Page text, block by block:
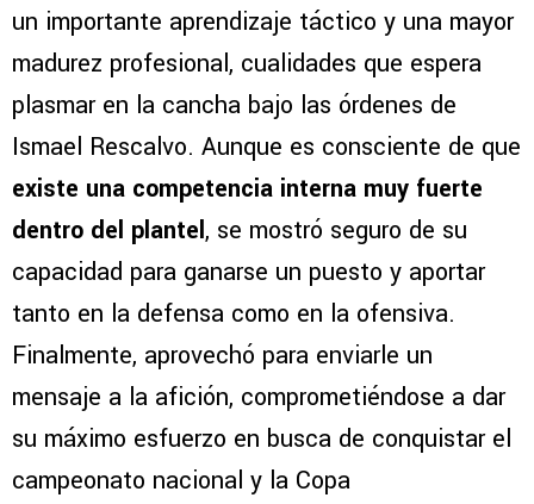
un importante aprendizaje táctico y una mayor
madurez profesional, cualidades que espera
plasmar en la cancha bajo las órdenes de
Ismael Rescalvo. Aunque es consciente de que
existe una competencia interna muy fuerte
dentro del plantel, se mostró seguro de su
capacidad para ganarse un puesto y aportar
tanto en la defensa como en la ofensiva.
Finalmente, aprovechó para enviarle un
mensaje a la afición, comprometiéndose a dar
su máximo esfuerzo en busca de conquistar el
campeonato nacional y la Copa